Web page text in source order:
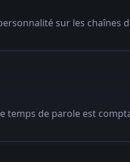
sur les chaînes
de parole est